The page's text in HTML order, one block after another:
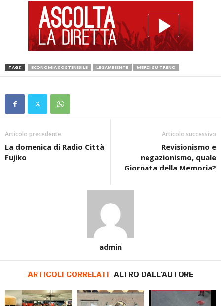
TAGS ECONOMIA SOSTENIBILE LEGAMBIENTE MERCI SU TRENO
Articolo precedente
La domenica di Radio Città
Fujiko
Articolo successivo
Revisionismo e
negazionismo, quale
Giornata della Memoria?
admin
ARTICOLI CORRELATI ALTRO DALL'AUTORE